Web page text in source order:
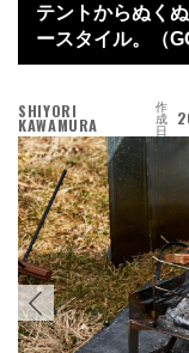
テントからぬく
ースタイル。（
SHIYORI
KAWAMURA
作
成
日